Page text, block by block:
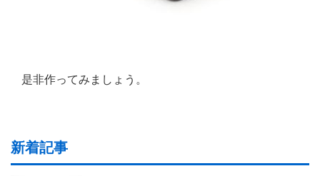
是非作ってみましょう。
新着記事